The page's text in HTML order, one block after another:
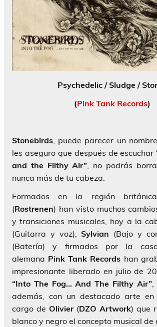
Psychedelic / Sludge /
(Pink Tank Records)
Stonebirds, puede parecer un
les aseguro que después de escuchar
and the Filthy Air”, no podrás
nunca más de tu cabeza.
Formados en la región
(Rostrenen) han visto muchos
y transiciones musicales, hoy a la
(Guitarra y voz),Sylvian (Bajo y
(Batería) y firmados por la
alemana Pink Tank Records han
impresionante liberado en julio de
“Into The Fog… And The Filthy Air”,
además, con un destacado arte
cargo de Olivier(DZO Artwork) que
blanco y negro el concepto musical de